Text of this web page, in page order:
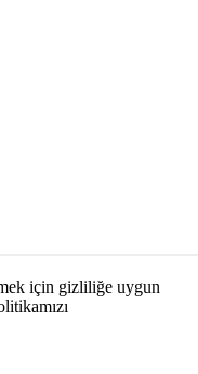
için gizliliğe uygun